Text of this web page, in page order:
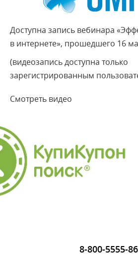
Доступна запись вебинара
в интернете», прошедшего 16
(видеозапись доступна только
зарегистрированным
Смотреть видео
8-800-5555-